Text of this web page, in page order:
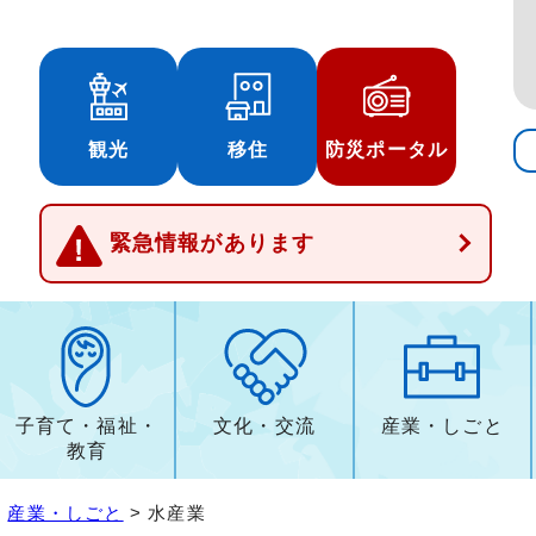
観光 移住 防災ポータル
緊急情報があります
子育て・福祉・
教育
文化・交流 産業・しごと
産業・しごと > 水産業